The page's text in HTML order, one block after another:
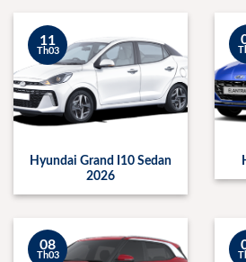
Hyundai Grand I10 Sedan
2026
11
Th03
08
Th03